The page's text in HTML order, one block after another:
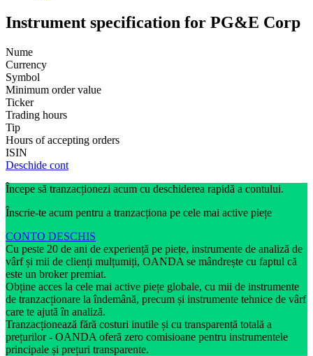
Instrument specification for PG&E Corp
Nume
Currency
Symbol
Minimum order value
Ticker
Trading hours
Tip
Hours of accepting orders
ISIN
Deschide cont
Începe să tranzacționezi acum cu deschiderea rapidă a contului.
Înscrie-te acum pentru a tranzacționa pe cele mai active piețe
CONTO DESCHIS
Cu peste 20 de ani de experiență pe piețe, instrumente de analiză de
vârf și mii de clienți mulțumiți, OANDA se mândrește cu faptul că
este un broker premiat.
Obține acces la cele mai active piețe globale, cu mii de instrumente
de tranzacționare la îndemână, precum și instrumente tehnice de vârf
care te ajută în analiză.
Tranzacționează fără costuri inutile și cu transparență totală a
prețurilor - OANDA oferă zero comisioane pentru instrumentele
principale și prețuri transparente.